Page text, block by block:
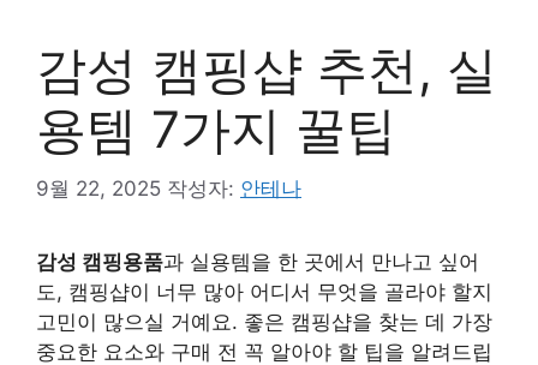
감성 캠핑샵 추천, 실
용템 7가지 꿀팁
9월 22, 2025 작성자: 안테나
감성 캠핑용품과 실용템을 한 곳에서 만나고 싶어
도, 캠핑샵이 너무 많아 어디서 무엇을 골라야 할지
고민이 많으실 거예요. 좋은 캠핑샵을 찾는 데 가장
중요한 요소와 구매 전 꼭 알아야 할 팁을 알려드립